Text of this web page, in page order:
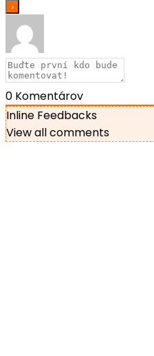
0 Komentárov
Inline Feedbacks
View all comments